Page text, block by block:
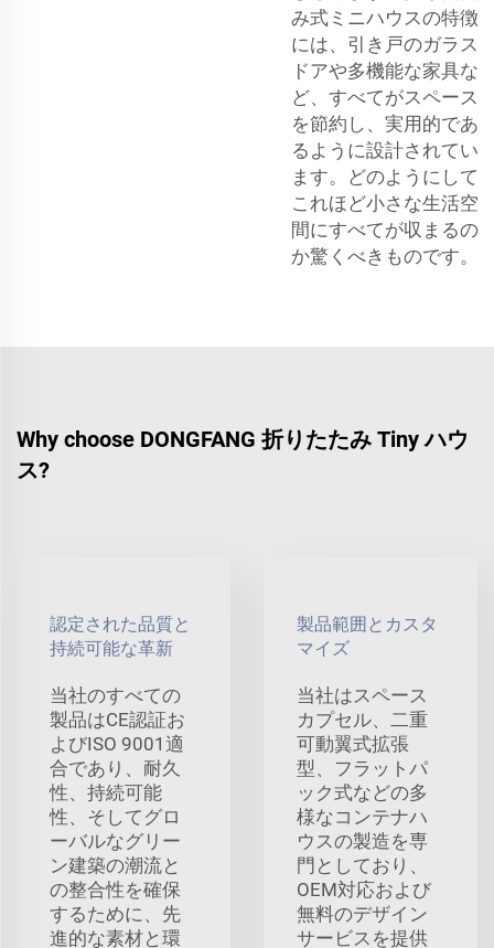
み式ミニハウスの特徴
には、引き戸のガラス
ドアや多機能な家具な
ど、すべてがスペース
を節約し、実用的であ
るように設計されてい
ます。どのようにして
これほど小さな生活空
間にすべてが収まるの
か驚くべきものです。
Why choose DONGFANG 折りたたみ Tiny ハウ
ス?
認定された品質と
持続可能な革新
当社のすべての
製品はCE認証お
よびISO 9001適
合であり、耐久
性、持続可能
性、そしてグロ
ーバルなグリー
ン建築の潮流と
の整合性を確保
するために、先
進的な素材と環
製品範囲とカスタ
マイズ
当社はスペース
カプセル、二重
可動翼式拡張
型、フラットパ
ック式などの多
様なコンテナハ
ウスの製造を専
門としており、
OEM対応および
無料のデザイン
サービスを提供